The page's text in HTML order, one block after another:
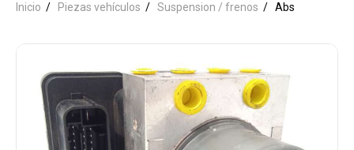
Inicio Piezas vehículos Suspension / frenos Abs